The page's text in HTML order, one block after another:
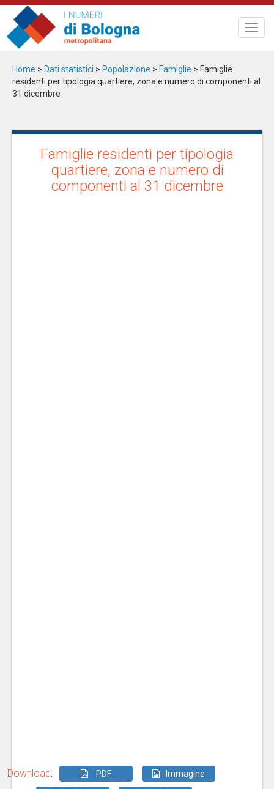
Salta
contenuto
principale
Home > Dati statistici > Popolazione > Famiglie > Famiglie
residenti per tipologia quartiere, zona e numero di componenti al
31 dicembre
Famiglie residenti per tipologia
quartiere, zona e numero di
componenti al 31 dicembre
Download: PDF Immagine